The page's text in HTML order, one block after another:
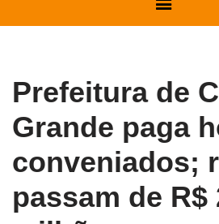
Prefeitura de
Grande paga
conveniados;
passam de R$